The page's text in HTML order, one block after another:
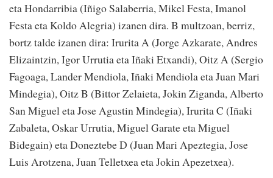
eta Hondarribia (Iñigo Salaberria, Mikel Festa, Imanol
Festa eta Koldo Alegria) izanen dira. B multzoan, berriz,
bortz talde izanen dira: Irurita A (Jorge Azkarate, Andres
Elizaintzin, Igor Urrutia eta Iñaki Etxandi), Oitz A (Sergio
Fagoaga, Lander Mendiola, Iñaki Mendiola eta Juan Mari
Mindegia), Oitz B (Bittor Zelaieta, Jokin Ziganda, Alberto
San Miguel eta Jose Agustin Mindegia), Irurita C (Iñaki
Zabaleta, Oskar Urrutia, Miguel Garate eta Miguel
Bidegain) eta Doneztebe D (Juan Mari Apeztegia, Jose
Luis Arotzena, Juan Telletxea eta Jokin Apezetxea).